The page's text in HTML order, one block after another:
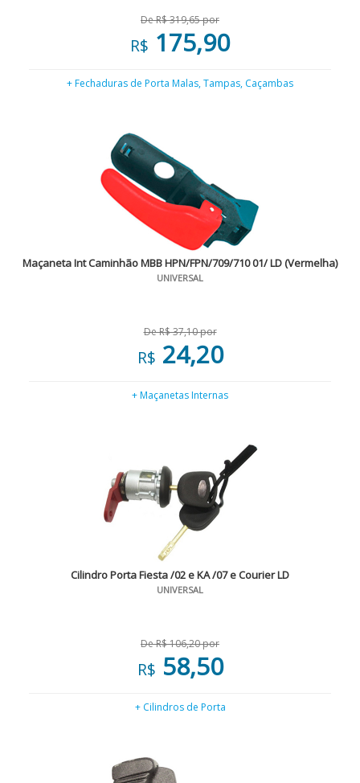
De R$ 319,65 por
R$ 175,90
+ Fechaduras de Porta Malas, Tampas, Caçambas
Maçaneta Int Caminhão MBB HPN/FPN/709/710 01/ LD (Vermelha)
UNIVERSAL
De R$ 37,10 por
R$ 24,20
+ Maçanetas Internas
Cilindro Porta Fiesta /02 e KA /07 e Courier LD
UNIVERSAL
De R$ 106,20 por
R$ 58,50
+ Cilindros de Porta